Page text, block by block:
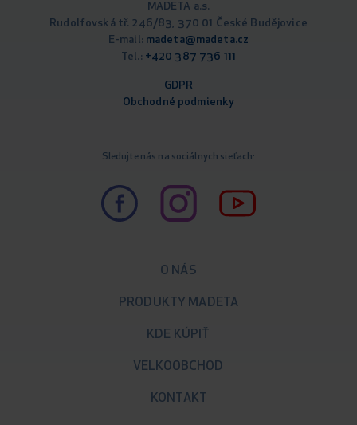
MADETA a.s.
Rudolfovská tř. 246/83, 370 01 České Budějovice
E-mail: madeta@madeta.cz
Tel.: +420 387 736 111
GDPR
Obchodné podmienky
Sledujte nás na sociálnych sieťach:
O NÁS
PRODUKTY MADETA
KDE KÚPIŤ
VELKOOBCHOD
KONTAKT